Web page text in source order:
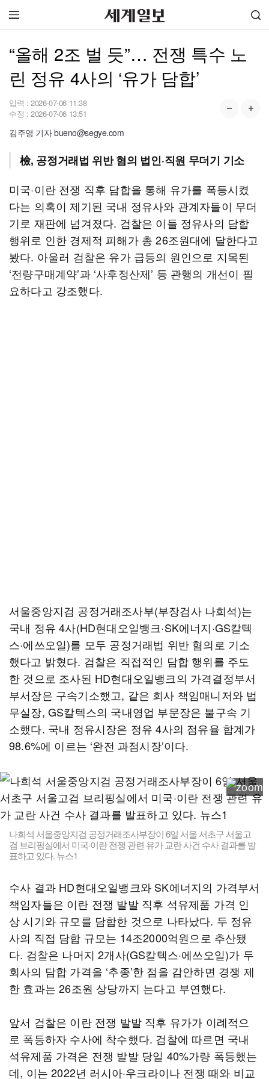
“올해 2조 벌 듯”… 전쟁 특수 노
린 정유 4사의 ‘유가 담합’
입력 : 2026-07-06 11:38
수정 : 2026-07-06 13:51
김주영 기자 bueno@segye.com
檢, 공정거래법 위반 혐의 법인·직원 무더기 기소
미국·이란 전쟁 직후 담합을 통해 유가를 폭등시켰
다는 의혹이 제기된 국내 정유사와 관계자들이 무더
기로 재판에 넘겨졌다. 검찰은 이들 정유사의 담합
행위로 인한 경제적 피해가 총 26조원대에 달한다고
봤다. 아울러 검찰은 유가 급등의 원인으로 지목된
‘전량구매계약’과 ‘사후정산제’ 등 관행의 개선이 필
요하다고 강조했다.
서울중앙지검 공정거래조사부(부장검사 나희석)는
국내 정유 4사(HD현대오일뱅크·SK에너지·GS칼텍
스·에쓰오일)를 모두 공정거래법 위반 혐의로 기소
했다고 밝혔다. 검찰은 직접적인 담합 행위를 주도
한 것으로 조사된 HD현대오일뱅크의 가격결정부서
부서장은 구속기소했고, 같은 회사 책임매니저와 법
무실장, GS칼텍스의 국내영업 부문장은 불구속 기
소했다. 국내 정유시장은 정유 4사의 점유율 합계가
98.6%에 이르는 ‘완전 과점시장’이다.
나희석 서울중앙지검 공정거래조사부장이 6일 서울 서초구 서울고
검 브리핑실에서 미국·이란 전쟁 관련 유가 교란 사건 수사 결과를 발
표하고 있다. 뉴스1
수사 결과 HD현대오일뱅크와 SK에너지의 가격부서
책임자들은 이란 전쟁 발발 직후 석유제품 가격 인
상 시기와 규모를 담합한 것으로 나타났다. 두 정유
사의 직접 담합 규모는 14조2000억원으로 추산됐
다. 검찰은 나머지 2개사(GS칼텍스·에쓰오일)가 두
회사의 담합 가격을 ‘추종’한 점을 감안하면 경쟁 제
한 효과는 26조원 상당까지 는다고 부연했다.
앞서 검찰은 이란 전쟁 발발 직후 유가가 이례적으
로 폭등하자 수사에 착수했다. 검찰에 따르면 국내
석유제품 가격은 전쟁 발발 당일 40%가량 폭등했는
데, 이는 2022년 러시아·우크라이나 전쟁 때와 비교